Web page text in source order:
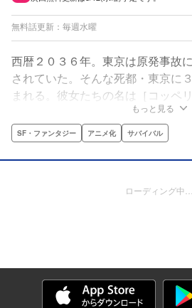
無料話更新：毎週水曜
西暦２０３６年。東京は原発事故
されていた。そんな死都・東京に
まれる。彼女たちの名は［コッペ
よって生まれつき放射能の抗体を
師団所属の特殊部隊である。
もっと見る
SF・ファンタジー アニメ化 サバイバル
ローディング中…